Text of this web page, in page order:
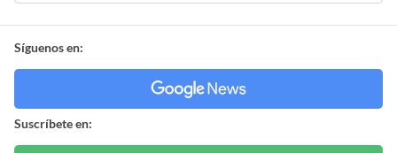
Síguenos en:
Suscríbete en: